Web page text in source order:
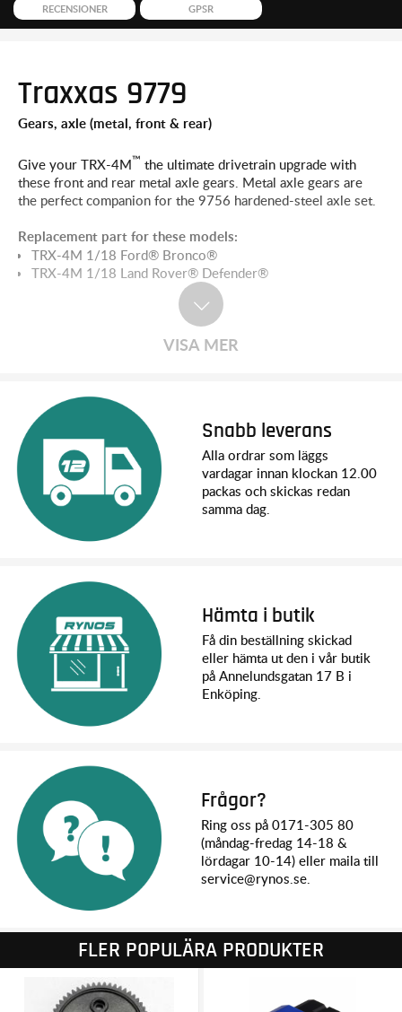
RECENSIONER GPSR
Traxxas 9779
Gears, axle (metal, front & rear)
Give your TRX-4M™ the ultimate drivetrain upgrade with
these front and rear metal axle gears. Metal axle gears are
the perfect companion for the 9756 hardened-steel axle set.
Replacement part for these models:
TRX-4M 1/18 Ford® Bronco®
TRX-4M 1/18 Land Rover® Defender®
VISA MER
Snabb leverans
Alla ordrar som läggs
vardagar innan klockan 12.00
packas och skickas redan
samma dag.
Hämta i butik
Få din beställning skickad
eller hämta ut den i vår butik
på Annelundsgatan 17 B i
Enköping.
Frågor?
Ring oss på 0171-305 80
(måndag-fredag 14-18 &
lördagar 10-14) eller maila till
service@rynos.se.
FLER POPULÄRA PRODUKTER